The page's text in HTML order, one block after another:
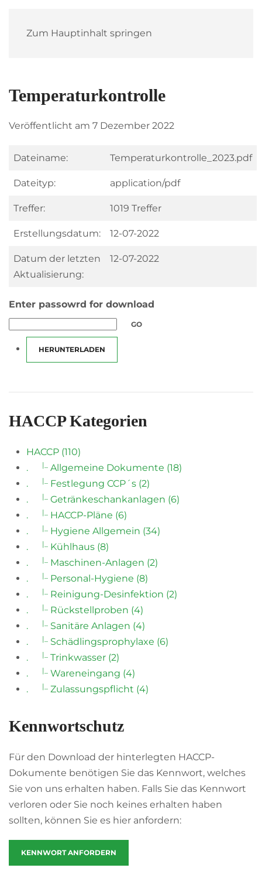
Zum Hauptinhalt springen
Temperaturkontrolle
Veröffentlicht am 7 Dezember 2022
Dateiname: Temperaturkontrolle_2023.pdf
Dateityp: application/pdf
Treffer: 1019 Treffer
Erstellungsdatum: 12-07-2022
Datum der letzten
Aktualisierung:
12-07-2022
Enter passowrd for download
GO
HERUNTERLADEN
HACCP Kategorien
HACCP (110)
.
|_
Allgemeine Dokumente (18)
.
|_
Festlegung CCP´s (2)
.
|_
Getränkeschankanlagen (6)
.
|_
HACCP-Pläne (6)
.
|_
Hygiene Allgemein (34)
.
|_
Kühlhaus (8)
.
|_
Maschinen-Anlagen (2)
.
|_
Personal-Hygiene (8)
.
|_
Reinigung-Desinfektion (2)
.
|_
Rückstellproben (4)
.
|_
Sanitäre Anlagen (4)
.
|_
Schädlingsprophylaxe (6)
.
|_
Trinkwasser (2)
.
|_
Wareneingang (4)
.
|_ Zulassungspflicht (4)
Kennwortschutz
Für den Download der hinterlegten HACCP-
Dokumente benötigen Sie das Kennwort, welches
Sie von uns erhalten haben. Falls Sie das Kennwort
verloren oder Sie noch keines erhalten haben
sollten, können Sie es hier anfordern:
KENNWORT ANFORDERN